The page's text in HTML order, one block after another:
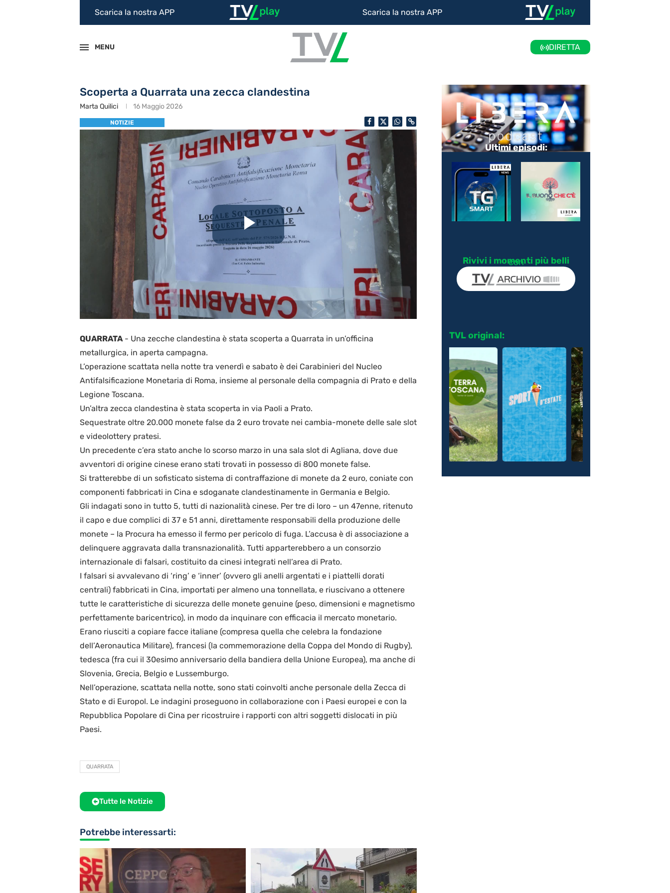
Scarica la nostra APP Scarica la nostra APP
MENU DIRETTA
Scoperta a Quarrata una zecca clandestina
Marta Quilici 16 Maggio 2026
NOTIZIE
Riproduci
il
video
QUARRATA- Una zecche clandestina è stata scoperta a Quarrata in un’officina
metallurgica, in aperta campagna.
L’operazione scattata nella notte tra venerdì e sabato è dei Carabinieri del Nucleo
Antifalsificazione Monetaria di Roma, insieme al personale della compagnia di Prato e della
Legione Toscana.
Un’altra zecca clandestina è stata scoperta in via Paoli a Prato.
Sequestrate oltre 20.000 monete false da 2 euro trovate nei cambia-monete delle sale slot
e videolottery pratesi.
Un precedente c’era stato anche lo scorso marzo in una sala slot di Agliana, dove due
avventori di origine cinese erano stati trovati in possesso di 800 monete false.
Si tratterebbe di un sofisticato sistema di contraffazione di monete da 2 euro, coniate con
componenti fabbricati in Cina e sdoganate clandestinamente in Germania e Belgio.
Gli indagati sono in tutto 5, tutti di nazionalità cinese. Per tre di loro – un 47enne, ritenuto
il capo e due complici di 37 e 51 anni, direttamente responsabili della produzione delle
monete – la Procura ha emesso il fermo per pericolo di fuga. L’accusa è di associazione a
delinquere aggravata dalla transnazionalità. Tutti apparterebbero a un consorzio
internazionale di falsari, costituito da cinesi integrati nell’area di Prato.
I falsari si avvalevano di ‘ring’ e ‘inner’ (ovvero gli anelli argentati e i piattelli dorati
centrali) fabbricati in Cina, importati per almeno una tonnellata, e riuscivano a ottenere
tutte le caratteristiche di sicurezza delle monete genuine (peso, dimensioni e magnetismo
perfettamente baricentrico), in modo da inquinare con efficacia il mercato monetario.
Erano riusciti a copiare facce italiane (compresa quella che celebra la fondazione
dell’Aeronautica Militare), francesi (la commemorazione della Coppa del Mondo di Rugby),
tedesca (fra cui il 30esimo anniversario della bandiera della Unione Europea), ma anche di
Slovenia, Grecia, Belgio e Lussemburgo.
Nell’operazione, scattata nella notte, sono stati coinvolti anche personale della Zecca di
Stato e di Europol. Le indagini proseguono in collaborazione con i Paesi europei e con la
Repubblica Popolare di Cina per ricostruire i rapporti con altri soggetti dislocati in più
Paesi.
QUARRATA
Tutte le Notizie
Potrebbe interessarti:
Ultimi episodi:
Rivivi i momenti più belli
con
TVL original: